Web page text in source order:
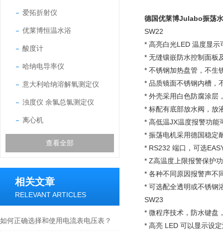
爱拓折射仪
优莱博恒温水浴
酸度计
哈纳电导率仪
意大利哈纳溶解氧测定仪
浊度仪 余氯总氯测定仪
离心机
查看全部
相关文章
RELEVANT ARTICLES
如何正确选择和使用电流表电压表？
德国优莱博Julabo振荡
SW22
* 高亮白光LED 温度显
* 无缝镶嵌防水控制面板
* 不锈钢加热盘管，不生
* 品质镜面不锈钢内槽，
* 外壳采用白色防腐涂层
* 标配有底部放水阀，放
* 高低温JX温度报警功能
* 振荡电机采用德国稳定
* RS232 端口，可选
* Z高温度上限报警保护
* 各种不同原因报警声不
* 可选配全透明或不锈钢
SW23
* 微程序技术，防水键盘
* 高亮 LED 可以显示设